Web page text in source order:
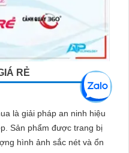
RẺ
là giải pháp an ninh hiệu
bị
hình ảnh sắc nét và ổn